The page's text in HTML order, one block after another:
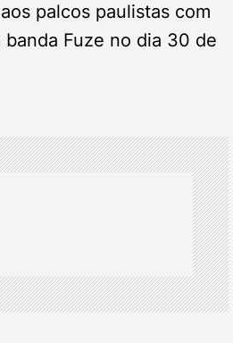
palcos paulistas com
banda Fuze no dia 30 de